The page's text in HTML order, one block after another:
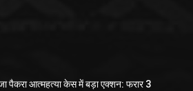
पैकरा आत्महत्या केस में बड़ा एक्शन: फरार 3